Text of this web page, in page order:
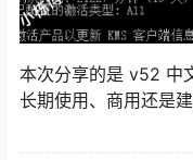
本次分享的是 v52 中
长期使用、商用还是